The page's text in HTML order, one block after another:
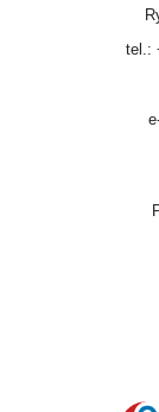
tel.: